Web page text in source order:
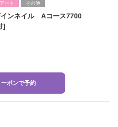
アート その他
インネイル Aコース7700
]
ポンで予約